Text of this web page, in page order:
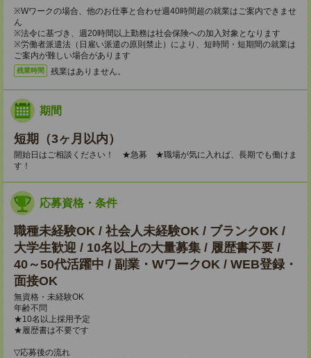
※Wワークの場合、他のお仕事と合わせ週40時間超の就業はご案内できませ
ん
※法令に基づき、週20時間以上勤務は社会保険への加入対象となります
※労働者派遣法（日雇い派遣の原則禁止）により、短時間・短期間の就業は
ご案内が難しい場合があります
残業時間 残業はありません。
期間
短期（3ヶ月以内）
開始日はご相談ください！ ★急募 ★職場が気に入れば、長期でも働けま
す！
応募資格・条件
職種未経験OK / 社会人未経験OK / ブランクOK /
大学生歓迎 / 10名以上の大量募集 / 履歴書不要 /
40～50代活躍中 / 副業・WワークOK / WEB登録・
面接OK
無資格・未経験OK
年齢不問
★10名以上採用予定
★履歴書は不要です
▽応募後の流れ